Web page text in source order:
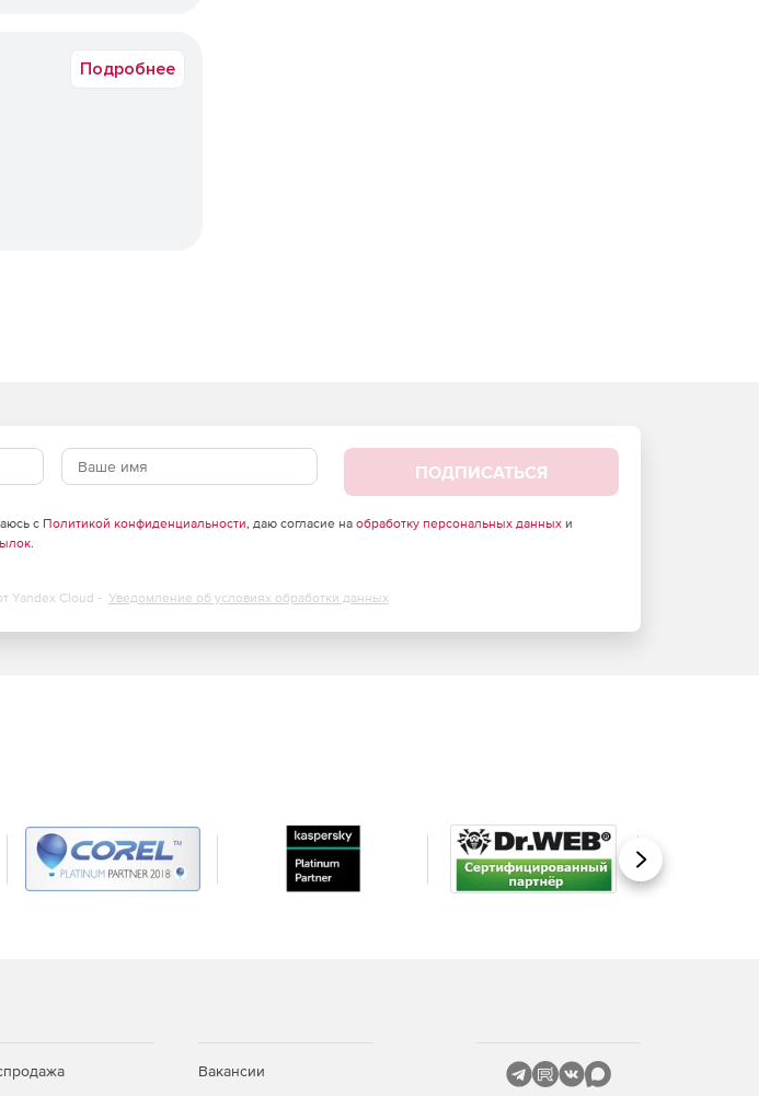
Подробнее
ПОДПИСАТЬСЯ
с Политикой конфиденциальности, даю согласие на обработку персональных данныхи
.
Yandex Cloud - Уведомление об условиях обработки данных
Вперед
Вакансии